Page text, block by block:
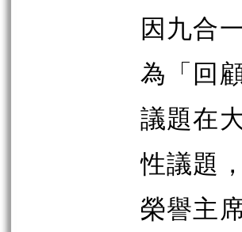
因九合
為「回
議題在
性議題
榮譽主